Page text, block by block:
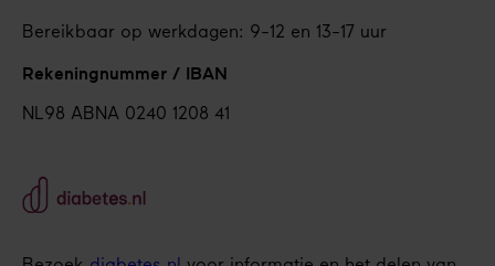
Bereikbaar op werkdagen: 9-12 en 13-17 uur
Rekeningnummer / IBAN
NL98 ABNA 0240 1208 41